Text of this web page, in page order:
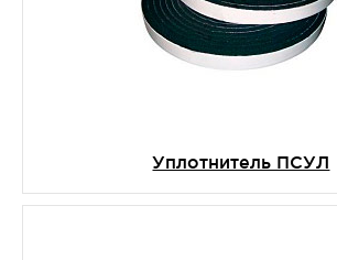
Уплотнитель ПСУЛ